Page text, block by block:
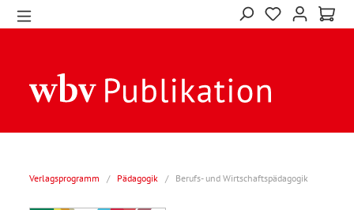
Verlagsprogramm / Pädagogik / Berufs- und Wirtschaftspädagogik